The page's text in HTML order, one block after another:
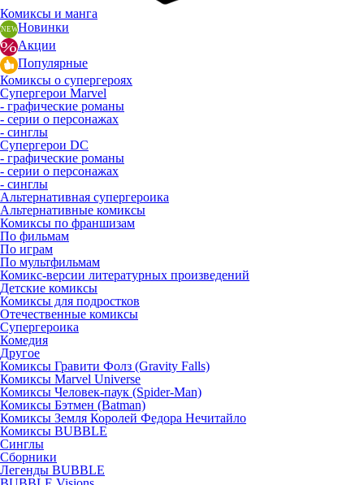
Комиксы и манга
Новинки
Акции
Популярные
Комиксы о супергероях
Супергерои Marvel
- графические романы
- серии о персонажах
- синглы
Супергерои DC
- графические романы
- серии о персонажах
- синглы
Альтернативная супергероика
Альтернативные комиксы
Комиксы по франшизам
По фильмам
По играм
По мультфильмам
Комикс-версии литературных произведений
Детские комиксы
Комиксы для подростков
Отечественные комиксы
Супергероика
Комедия
Другое
Комиксы Гравити Фолз (Gravity Falls)
Комиксы Marvel Universe
Комиксы Человек-паук (Spider-Man)
Комиксы Бэтмен (Batman)
Комиксы Земля Королей Федора Нечитайло
Комиксы BUBBLE
Синглы
Сборники
Легенды BUBBLE